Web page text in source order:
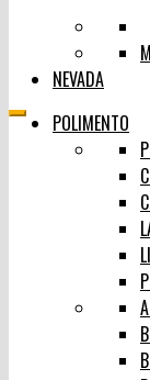
NEVADA
POLIMENTO